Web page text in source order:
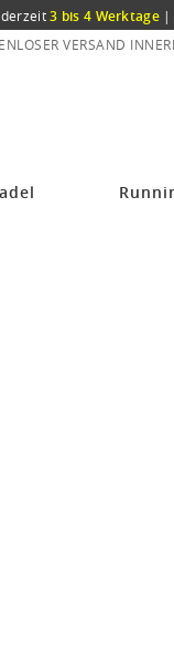
derzeit3 bis 4 Werktage |
VERSAND